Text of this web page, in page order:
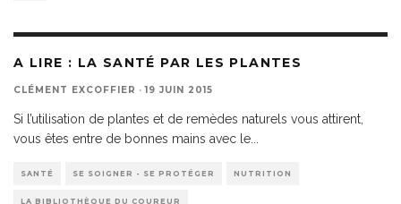
A LIRE : LA SANTÉ PAR LES PLANTES
CLÉMENT EXCOFFIER · 19 JUIN 2015
Si l’utilisation de plantes et de remèdes naturels vous attirent,
vous êtes entre de bonnes mains avec le
SANTÉ SE SOIGNER - SE PROTÉGER NUTRITION
LA BIBLIOTHÈQUE DU COUREUR